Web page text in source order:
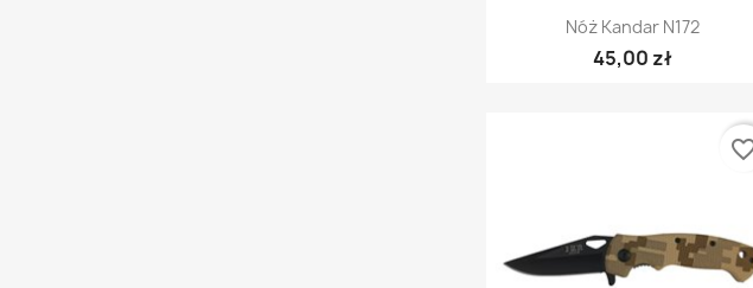
Szybki podgląd
Nóż Kandar N172
45,00 zł